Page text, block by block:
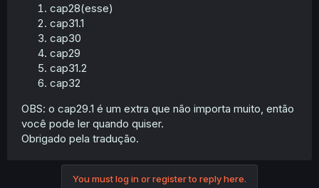
cap28(esse)
cap31.1
cap30
cap29
cap31.2
cap32
OBS: o cap29.1 é um extra que não importa muito, então
você pode ler quando quiser.
Obrigado pela tradução.
You must log in or register to reply here.